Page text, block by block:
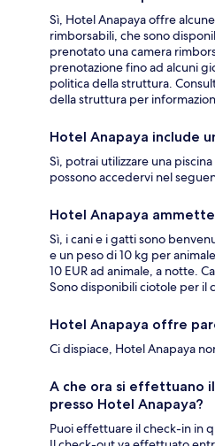
Sì, Hotel Anapaya offre
rimborsabili, che sono
prenotato una camera
prenotazione fino ad alcuni
politica della struttura.
della struttura per
Hotel Anapaya include
Sì, potrai utilizzare una
possono accedervi nel
Hotel Anapaya
Sì, i cani e i gatti sono
e un peso di 10 kg per
10 EUR ad animale, a notte.
Sono disponibili ciotole per il
Hotel Anapaya offre
Ci dispiace, Hotel Anapaya
A che ora si effettuano
presso Hotel Anapaya?
Puoi effettuare il check-in in